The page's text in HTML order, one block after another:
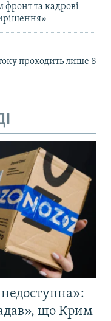
фронт та кадрові
проходить лише 8
недоступна»:
що Крим